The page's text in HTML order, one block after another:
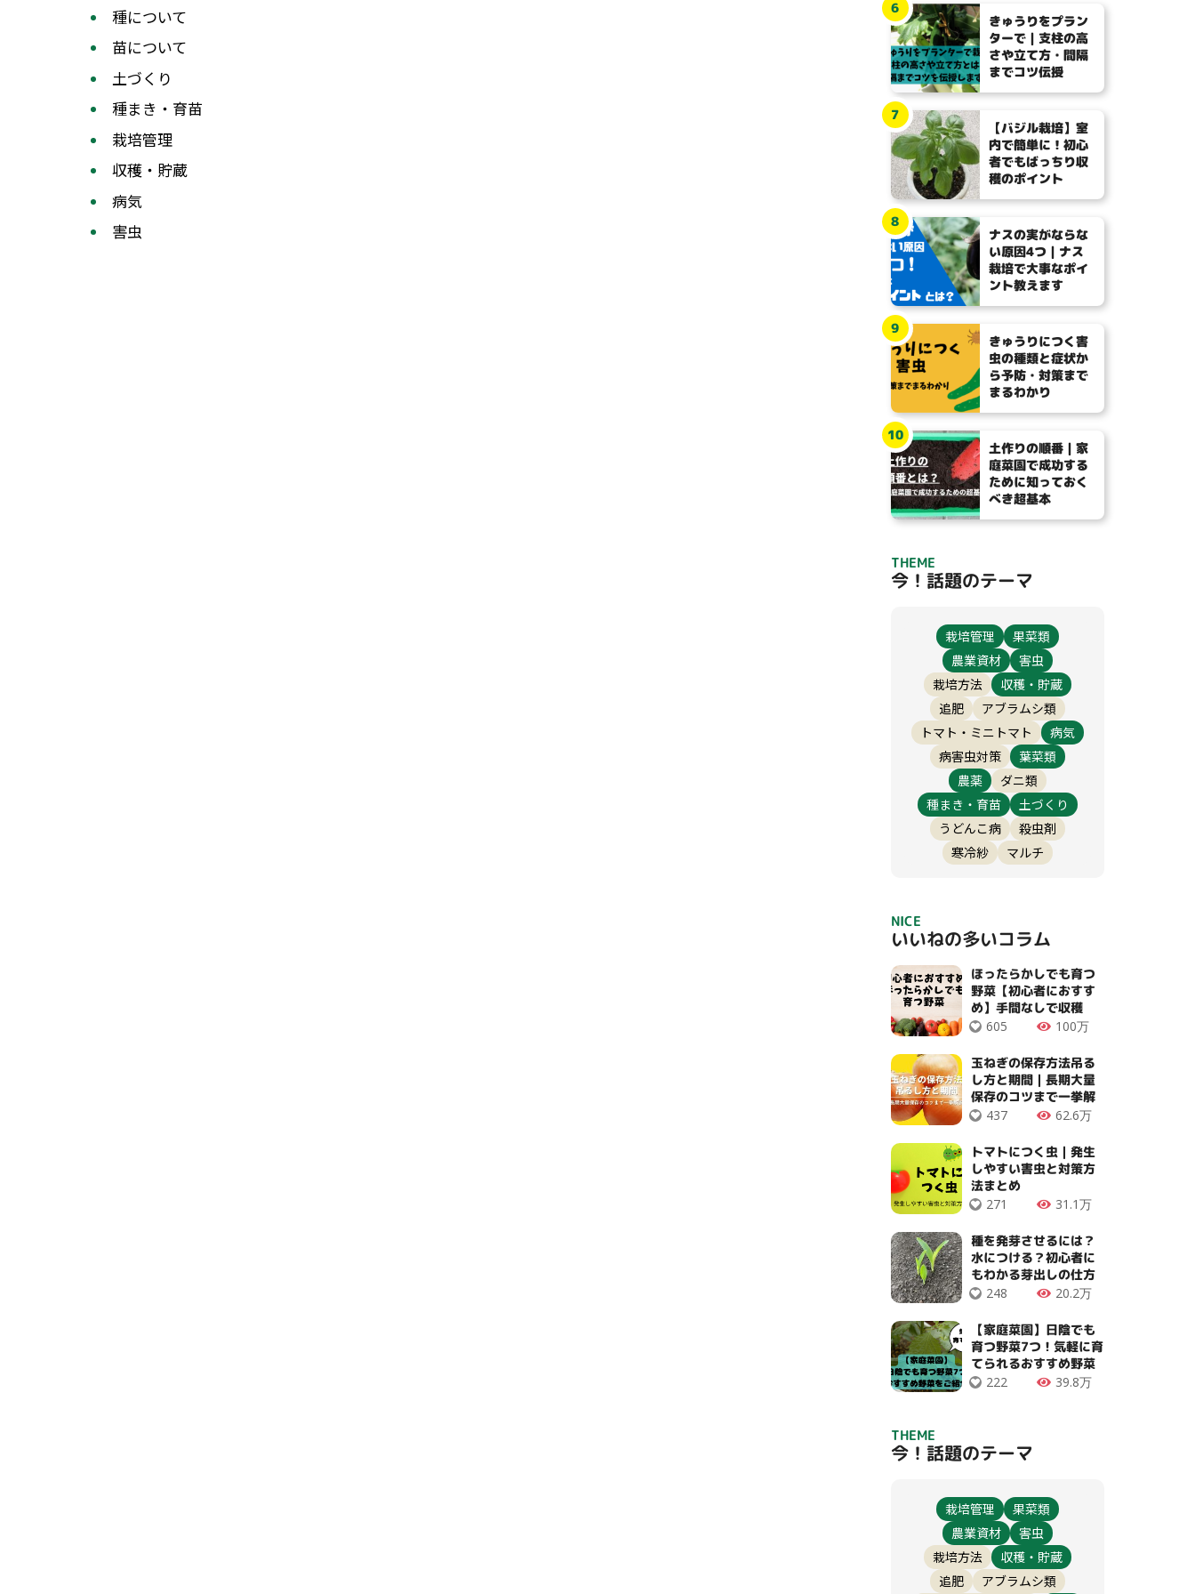
種について
苗について
土づくり
種まき・育苗
栽培管理
収穫・貯蔵
病気
害虫
きゅうりをプラン
ターで｜支柱の高
さや立て方・間隔
までコツ伝授
6
【バジル栽培】室
内で簡単に！初心
者でもばっちり収
穫のポイント
7
ナスの実がならな
い原因4つ｜ナス
栽培で大事なポイ
ント教えます
8
きゅうりにつく害
虫の種類と症状か
ら予防・対策まで
まるわかり
9
土作りの順番｜家
庭菜園で成功する
ために知っておく
べき超基本
10
THEME
今！話題のテーマ
栽培管理
果菜類
農業資材
害虫
栽培方法
収穫・貯蔵
追肥
アブラムシ類
トマト・ミニトマト
病気
病害虫対策
葉菜類
農薬
ダニ類
種まき・育苗
土づくり
うどんこ病
殺虫剤
寒冷紗
マルチ
NICE
いいねの多いコラム
ほったらかしでも育つ
野菜【初心者におすす
め】手間なしで収穫
OK！
605 100万
玉ねぎの保存方法吊る
し方と期間｜長期大量
保存のコツまで一挙解
説 437 62.6万
トマトにつく虫｜発生
しやすい害虫と対策方
法まとめ
271 31.1万
種を発芽させるには？
水につける？初心者に
もわかる芽出しの仕方
248 20.2万
【家庭菜園】日陰でも
育つ野菜7つ！気軽に育
てられるおすすめ野菜
222 39.8万
THEME
今！話題のテーマ
栽培管理
果菜類
農業資材
害虫
栽培方法
収穫・貯蔵
追肥
アブラムシ類